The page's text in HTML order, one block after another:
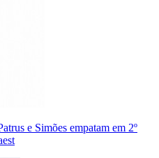
e Simões empatam em 2º